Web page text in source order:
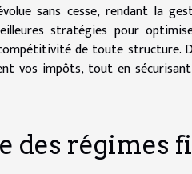
sans cesse, rendant la
stratégies pour
de toute structure.
vos impôts, tout en
des régimes